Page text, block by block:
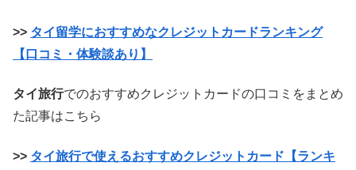
>> タイ留学におすすめなクレジットカードランキング
【口コミ・体験談あり】
タイ旅行でのおすすめクレジットカードの口コミをまとめ
た記事はこちら
>> タイ旅行で使えるおすすめクレジットカード【ランキ